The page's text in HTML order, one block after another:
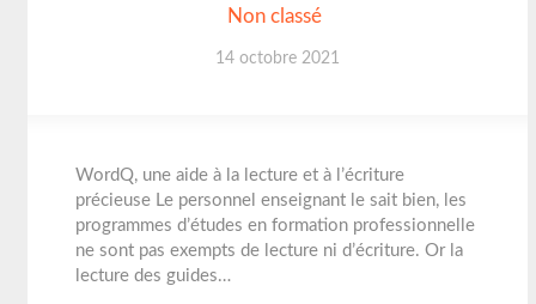
Non classé
14 octobre 2021
WordQ, une aide à la lecture et à l’écriture
précieuse Le personnel enseignant le sait bien, les
programmes d’études en formation professionnelle
ne sont pas exempts de lecture ni d’écriture. Or la
lecture des guides…